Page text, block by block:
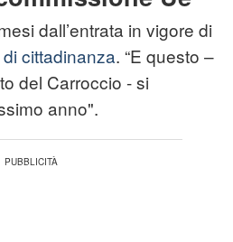
dall’entrata in vigore di
cittadinanza. “E questo –
del Carroccio - si
anno".